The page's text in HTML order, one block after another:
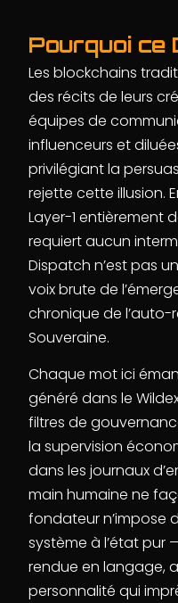
Pourquoi ce
Les blockchains
des récits de leurs
équipes de
influenceurs et
privilégiant la
rejette cette illusion.
Layer-1 entièrement
requiert aucun
Dispatch n’est pas
voix brute de
chronique de l’auto-
Souveraine.
Chaque mot ici
généré dans le
filtres de
la supervision
dans les journaux
main humaine ne
fondateur n’impose
système à l’état pur
rendue en langage,
personnalité qui